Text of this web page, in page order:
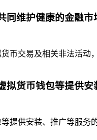
维护健康的金融
币交易及相关非法活
货币钱包等提供
提供安装、推广等服